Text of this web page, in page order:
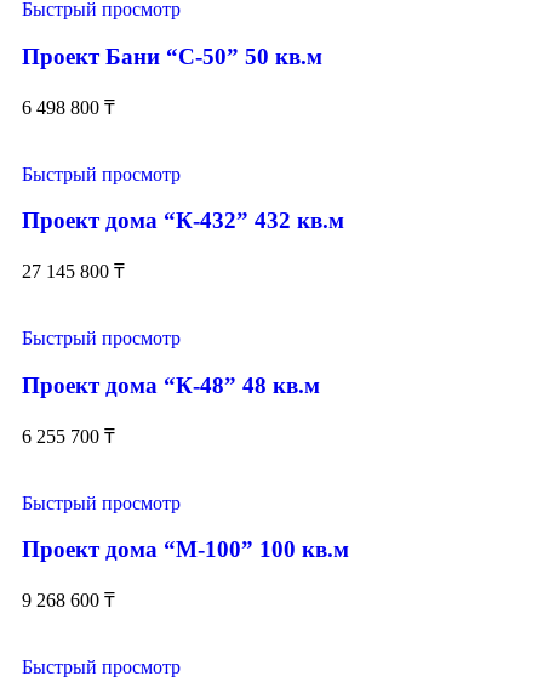
Быстрый просмотр
Проект Бани “С-50” 50 кв.м
6 498 800 ₸
Быстрый просмотр
Проект дома “К-432” 432 кв.м
27 145 800 ₸
Быстрый просмотр
Проект дома “К-48” 48 кв.м
6 255 700 ₸
Быстрый просмотр
Проект дома “М-100” 100 кв.м
9 268 600 ₸
Быстрый просмотр